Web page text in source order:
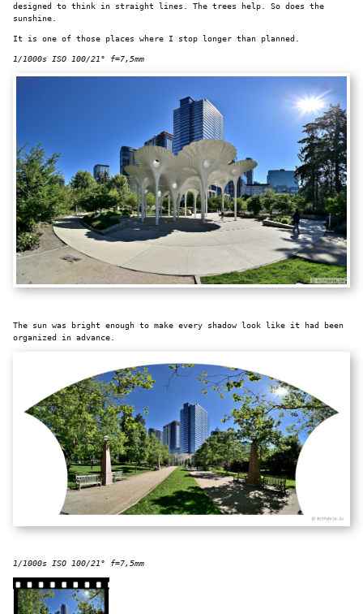
designed to think in straight lines. The trees help. So does the
sunshine.
It is one of those places where I stop longer than planned.
1/1000s ISO 100/21° f=7,5mm
The sun was bright enough to make every shadow look like it had been
organized in advance.
1/1000s ISO 100/21° f=7,5mm